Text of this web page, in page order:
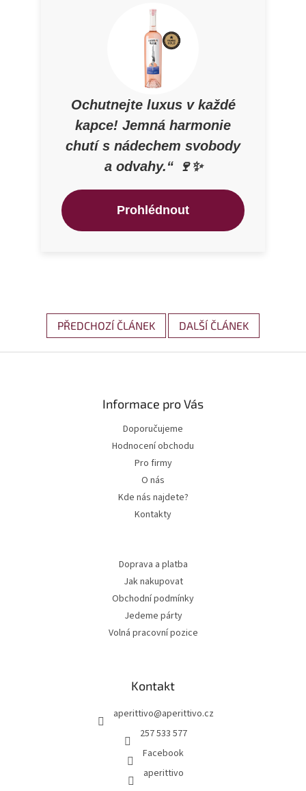
Ochutnejte luxus v každé
kapce! Jemná harmonie
chutí s nádechem svobody
a odvahy.“ 🍷✨
Prohlédnout
PŘEDCHOZÍ ČLÁNEK DALŠÍ ČLÁNEK
Informace pro Vás
Doporučujeme
Hodnocení obchodu
Pro firmy
O nás
Kde nás najdete?
Kontakty
Doprava a platba
Jak nakupovat
Obchodní podmínky
Jedeme párty
Volná pracovní pozice
Kontakt
aperittivo@aperittivo.cz
257 533 577
Facebook
aperittivo